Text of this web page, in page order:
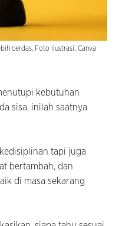
cerdas. Foto ilustrasi: Canva
kebutuhan
sisa, inilah saatnya
tapi juga
bertambah, dan
di masa sekarang